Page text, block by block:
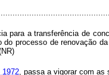
para a transferência de
processo de renovação
1972, passa a vigorar com as